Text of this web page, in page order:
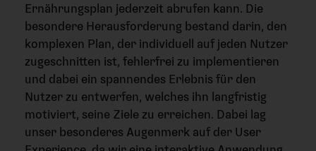
Ernährungsplan jederzeit abrufen kann. Die
besondere Herausforderung bestand darin, den
komplexen Plan, der individuell auf jeden Nutzer
zugeschnitten ist, fehlerfrei zu implementieren
und dabei ein spannendes Erlebnis für den
Nutzer zu entwerfen, welches ihn langfristig
motiviert, seine Ziele zu erreichen. Dabei lag
unser besonderes Augenmerk auf der User